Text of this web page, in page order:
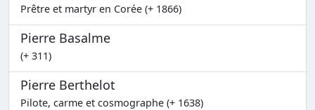
Prêtre et martyr en Corée (+ 1866)
Pierre Basalme
(+ 311)
Pierre Berthelot
Pilote, carme et cosmographe (+ 1638)